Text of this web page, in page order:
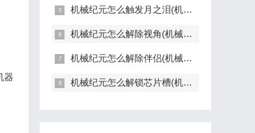
器
机械纪元怎么触发月之泪(机械纪元序章怎么过)
机械纪元怎么解除视角(机械纪元调试菜单)
机械纪元怎么解除伴侣(机械纪元联机)
机械纪元怎么解锁芯片槽(机械纪元自动拾取芯片在哪)